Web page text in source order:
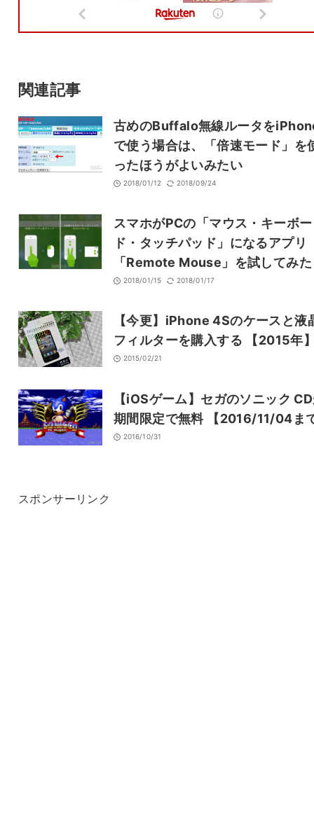
サイト
関連記事
古めのBuffalo無線ルータを
で使う場合は、「倍速モード」を
ったほうがよいみたい
2018/01/12 2018/09/24
スマホがPCの「マウス・キーボー
ド・タッチパッド」になるアプリ
「Remote Mouse」を試してみた
2018/01/15 2018/01/17
【今更】iPhone 4Sのケースと液
フィルターを購入する 【2015年
2015/02/21
【iOSゲーム】セガのソニック
期間限定で無料 【2016/11/04ま
2016/10/31
スポンサーリンク